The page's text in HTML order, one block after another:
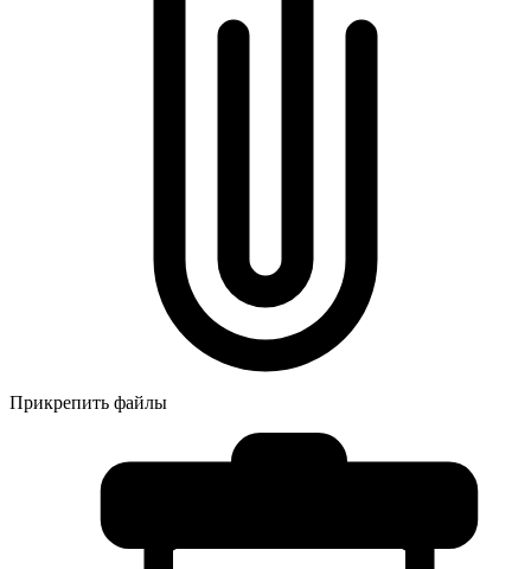
Прикрепить файлы